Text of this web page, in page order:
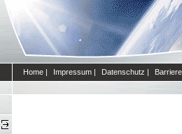
Home | Impressum | Datenschutz |